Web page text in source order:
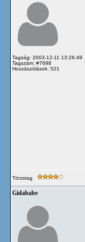
Tagság: 2003-12-11 13:26:49
Tagszám: #7698
Hozzászólások: 521
Törzstag
Gidababe